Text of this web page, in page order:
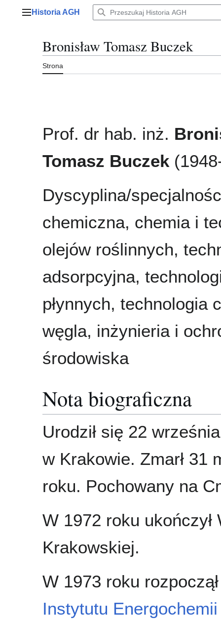
Menu główne
Historia AGH
Bronisław Tomasz Buczek
Strona
Prof. dr hab. inż.
Tomasz Buczek
Dyscyplina/
chemiczna, chemia i
olejów roślinnych,
adsorpcyjna,
płynnych, technologia
węgla, inżynieria i
środowiska
Nota biograficzna
Urodził się 22
w Krakowie. Zmarł 31
roku. Pochowany na
W 1972 roku
Krakowskiej.
W 1973 roku
Instytutu